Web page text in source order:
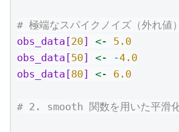
# 極端なスパイクノイズ（外れ値
obs_data[20] <-
5.0
obs_data[50] <- -4.0
obs_data[80] <- 6.0
# 2. smooth 関数を用いた平滑